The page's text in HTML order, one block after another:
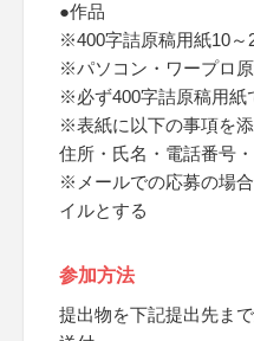
●作品
※400字詰原稿用紙10～
※パソコン・ワープロ
※必ず400字詰原稿用紙
※表紙に以下の事項を
住所・氏名・電話番号
※メールでの応募の場
イルとする
参加方法
提出物を下記提出先ま